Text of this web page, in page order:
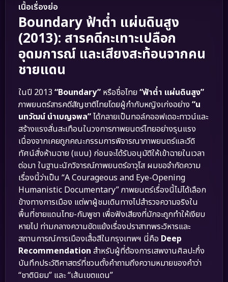
เนื้อเรื่องย่อ
Boundary ฟ้าต่ำ แผ่นดินสูง
(2013): สารคดีกะเทาะเปลือก
อุดมการณ์ และเสียงสะท้อนจากคน
ชายแดน
ในปี 2013 “Boundary” หรือชื่อไทย“ฟ้าต่ำ แผ่นดินสูง”
ภาพยนตร์สารคดีสัญชาติไทยโดยผู้กำกับหญิงเก่งอย่าง “น
นทวัฒน์ นำเบญจพล”ได้กลายเป็นทอล์กออฟเดอะทาวน์และ
สร้างแรงสั่นสะเทือนในวงการภาพยนตร์ไทยอย่างรุนแรง
เนื่องจากเคยถูกคณะกรรมการพิจารณาภาพยนตร์และวีดิ
ทัศน์สั่งห้ามฉาย (แบน) ก่อนจะได้รับอนุมัติให้เข้าฉายในเวลา
ต่อมา ในฐานะนักวิจารณ์ภาพยนตร์อาวุโส ผมขอจำกัดความ
เรื่องนี้ว่าเป็น “A Courageous and Eye-Opening
Humanistic Documentary” ภาพยนตร์เรื่องนี้ไม่ได้เลือก
ข้างทางการเมือง แต่พาผู้ชมเดินทางไปสำรวจความจริงใน
พื้นที่ชายแดนไทย-กัมพูชา เพื่อฟังเสียงที่มักจะถูกทำให้เงียบ
หายไป ท่ามกลางความขัดแย้งเรื่องปราสาทพระวิหารและ
สถานการณ์การเมืองเสื้อสีในกรุงเทพฯ นี่คือ Deep
Recommendation สำหรับผู้ที่ต้องการเสพงานศิลปะกึ่ง
บันทึกประวัติศาสตร์ที่ชวนตั้งคำถามถึงความหมายของคำว่า
“ชาตินิยม” และ “เส้นเขตแดน”